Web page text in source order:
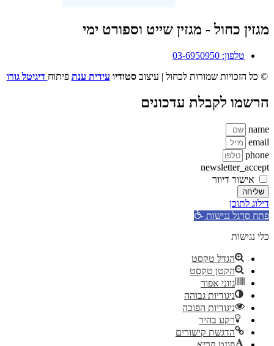
מגזין כחול - מגזין שייט וספורט ימי
טלפון: 03-6950950
© כל הזכויות שמורות לכחול | עיצובסטודיו עידית ענת פיתוח דיגיטל גורו
הרשמו לקבלת עדכונים
name
email
phone
newsletter_accept
אישור דיוור
שליחה
דילוג לתוכן
פתח סרגל נגישות
כלי נגישות
הגדל טקסט
הקטן טקסט
גווני אפור
ניגודיות גבוהה
ניגודיות הפוכה
רקע בהיר
הדגשת קישורים